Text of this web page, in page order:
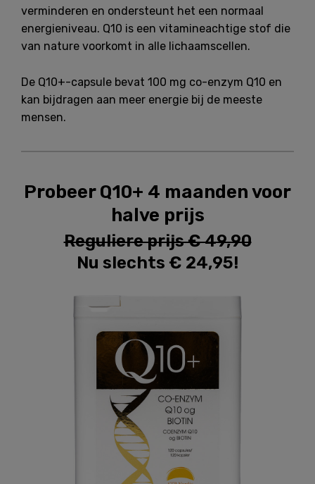
verminderen en ondersteunt het een normaal
energieniveau. Q10 is een vitamineachtige stof die
van nature voorkomt in alle lichaamscellen.
De Q10+-capsule bevat 100 mg co-enzym Q10 en
kan bijdragen aan meer energie bij de meeste
mensen.
Probeer Q10+ 4 maanden voor
halve prijs
Reguliere prijs € 49,90
Nu slechts € 24,95!